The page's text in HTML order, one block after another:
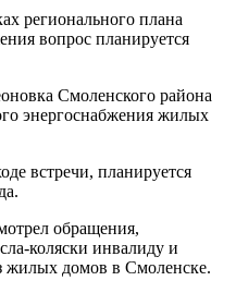
регионального плана
вопрос планируется
Смоленского района
энергоснабжения жилых
встречи, планируется
обращения,
коляски инвалиду и
жилых домов в Смоленске.